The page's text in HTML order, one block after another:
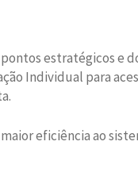
estratégicos e
Individual para
eficiência ao